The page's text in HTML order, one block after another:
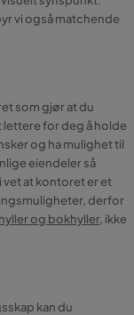
vi også matchende
som gjør at du
for deg å holde
og ha mulighet til
eiendeler så
vet at kontoret er et
derfor
hyller og bokhyller, ikke
kan du